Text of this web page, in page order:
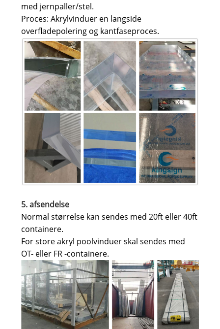
med jernpaller/stel.
Proces: Akrylvinduer en langside
overfladepolering og kantfaseproces.
5. afsendelse
Normal størrelse kan sendes med 20ft eller 40ft
containere.
For store akryl poolvinduer skal sendes med
OT- eller FR -containere.